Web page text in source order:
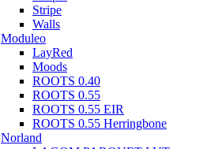
Stripe
Walls
Moduleo
LayRed
Moods
ROOTS 0.40
ROOTS 0.55
ROOTS 0.55 EIR
ROOTS 0.55 Herringbone
Norland